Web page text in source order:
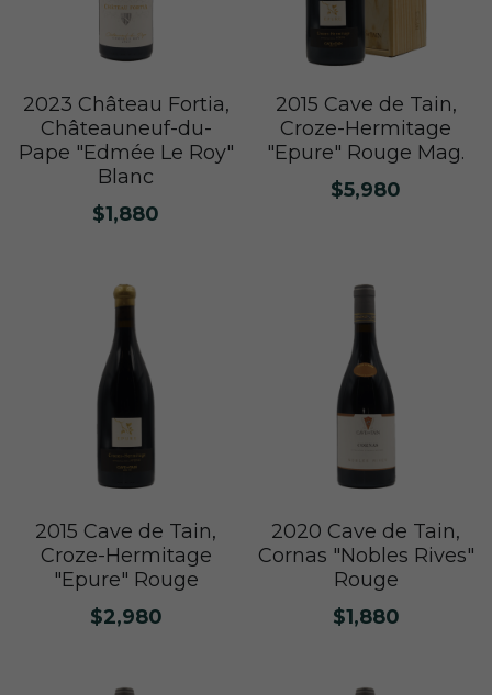
Domaine Dugat-Py
Domaine Audiffred
Domaine Nicolas Rossignol
Justin Girardin
Domaine Bonnardot
Roc Breïa
Domaine Nicolas Maillet
薄酒萊 Beaujolais
Bonnet Cotton
Les Bottes Rouges
Maison Philippe Grisard
Catherine et Patrick Bottex
Domaine Berthet-Bondet
隆河 Rhône
Château Fortia
Cros des Calades
Cave de Tain
波爾多 Bordeaux
Domaine des Graves d Ardonnéau
Champ des Treilles
Château Surain
Château Dompierre
普羅旺斯 Provence
Eric Bordelet
羅亞爾河 - 南特 Loire - Pays Nantais
Complémen'Terre
羅亞爾河 - 安如 Loire - Anjou
Eric Morgat
Terre de lElu
Chateau de Fosse-Seche
Domaine de Bablut
羅亞爾河 - 都漢 Loire - Touraine
Domaine des Grandes Esperances
Domaine de Cezin
Julien Coutois
羅亞爾河 - 中央區 Loire - Centre
Vincent Pinard
Domaine Fouassier
Domaine des Pothiers
朗格多克胡西雍 Languedoc-Roussillon
Domaine Pujol
Domaine Vial-Magneres
科西嘉 Corsica
Domaine Vico / Clos Venturi
西南區 Sud-Ouest
2023 Château Fortia,
Châteauneuf-du-
Pape "Edmée Le Roy"
Blanc
$1,880
2015 Cave de Tain,
Croze-Hermitage
"Epure" Rouge Mag.
$5,980
2015 Cave de Tain,
Croze-Hermitage
"Epure" Rouge
$2,980
2020 Cave de Tain,
Cornas "Nobles Rives"
Rouge
$1,880